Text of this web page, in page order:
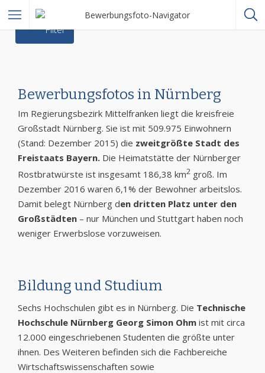
Filter
Bewerbungsfotos in Nürnberg
Im Regierungsbezirk Mittelfranken liegt die kreisfreie
Großstadt Nürnberg. Sie ist mit 509.975 Einwohnern
(Stand: Dezember 2015) die zweitgrößte Stadt des
Freistaats Bayern. Die Heimatstätte der Nürnberger
Rostbratwürste ist insgesamt 186,38 km2 groß. Im
Dezember 2016 waren 6,1% der Bewohner arbeitslos.
Damit belegt Nürnberg den dritten Platz unter den
Großstädten – nur München und Stuttgart haben noch
weniger Erwerbslose vorzuweisen.
Bildung und Studium
Sechs Hochschulen gibt es in Nürnberg. Die Technische
Hochschule Nürnberg Georg Simon Ohm ist mit circa
12.000 eingeschriebenen Studenten die größte unter
ihnen. Des Weiteren befinden sich die Fachbereiche
Wirtschaftswissenschaften sowie